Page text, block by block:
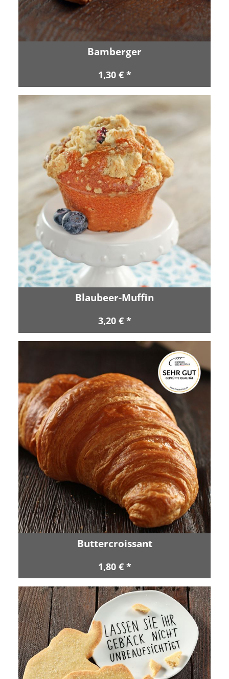
Bamberger
1,30 € *
Blaubeer-Muffin
3,20 € *
Buttercroissant
1,80 € *